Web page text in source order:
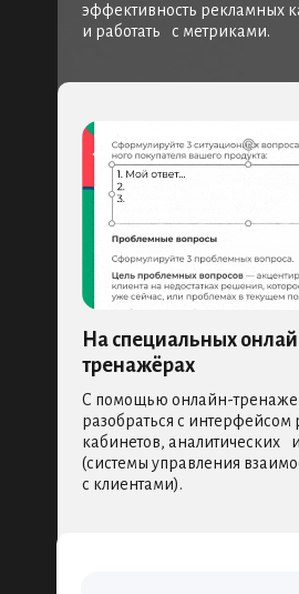
эффективность рекламных
и работать с метриками.
На специальных
тренажёрах
С помощью онлайн-
разобраться с
кабинетов, аналитических
(системы управления
с клиентами).